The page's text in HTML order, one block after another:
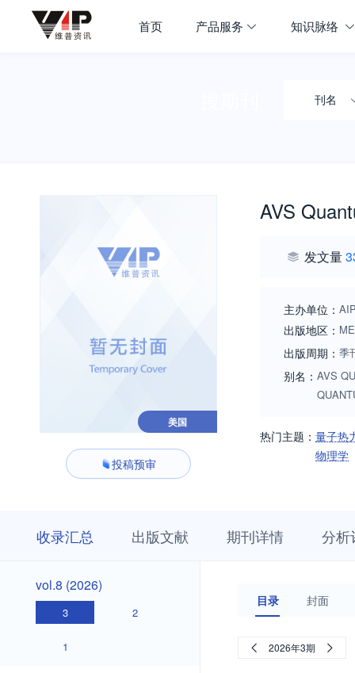
首页 产品服务 知识脉络
刊名
美国
投稿预审
AVS
发文量
主办单位：
出版地区：
出版周期： 季
别名： AVS
热门主题： 量子热
物理学
收录汇总 出版文献 期刊详情 分析
vol.8
(2026)
vol.8 (2026)
3 2
1
目录 封面
2026年3期